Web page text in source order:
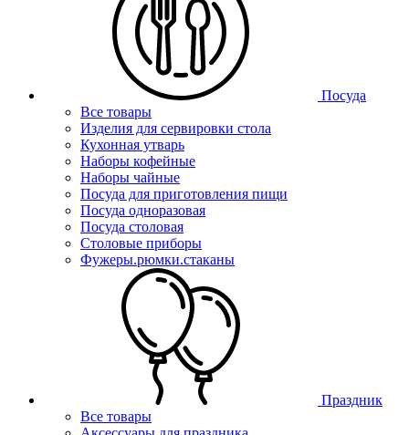
Посуда
Все товары
Изделия для сервировки стола
Кухонная утварь
Наборы кофейные
Наборы чайные
Посуда для приготовления пищи
Посуда одноразовая
Посуда столовая
Столовые приборы
Фужеры.рюмки.стаканы
Праздник
Все товары